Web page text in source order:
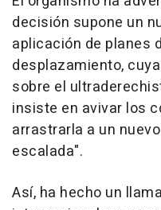
decisión supone un
aplicación de planes
desplazamiento,
sobre el
insiste en avivar los
arrastrarla a un
escalada".
Así, ha hecho un